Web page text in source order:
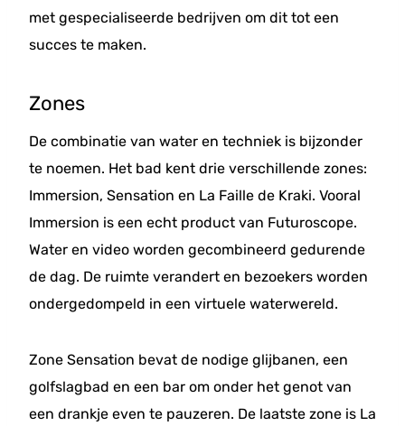
met gespecialiseerde bedrijven om dit tot een
succes te maken.
Zones
De combinatie van water en techniek is bijzonder
te noemen. Het bad kent drie verschillende zones:
Immersion, Sensation en La Faille de Kraki. Vooral
Immersion is een echt product van Futuroscope.
Water en video worden gecombineerd gedurende
de dag. De ruimte verandert en bezoekers worden
ondergedompeld in een virtuele waterwereld.
Zone Sensation bevat de nodige glijbanen, een
golfslagbad en een bar om onder het genot van
een drankje even te pauzeren. De laatste zone is La